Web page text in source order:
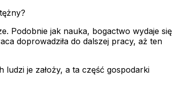
Podobnie jak nauka, bogactwo wydaje się
doprowadziła do dalszej pracy, aż ten
je założy, a ta część gospodarki